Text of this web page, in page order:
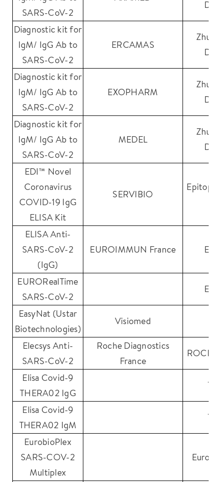
SARS-CoV-2
Diagnostic kit for
IgM/ IgG Ab to
SARS-CoV-2
ERCAMAS
Diagnostic kit for
IgM/ IgG Ab to
SARS-CoV-2
EXOPHARM
Diagnostic kit for
IgM/ IgG Ab to
SARS-CoV-2
MEDEL
EDI™ Novel
Coronavirus
COVID-19 IgG
ELISA Kit
SERVIBIO
Epitope
ELISA Anti-
SARS-CoV-2
(IgG)
EUROIMMUN France
EURORealTime
SARS-CoV-2
EasyNat (Ustar
Biotechnologies)
Visiomed
Elecsys Anti-
SARS-CoV-2
Roche Diagnostics
France
Elisa Covid-9
THERA02 IgG
Elisa Covid-9
THERA02 IgM
EurobioPlex
SARS-COV-2
Multiplex